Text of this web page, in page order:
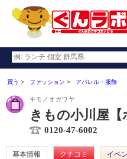
買う ファッション アパレル・服飾
キモノオガワヤ
きもの小川屋【
0120-47-6002
基本情報 クチコミ イベ